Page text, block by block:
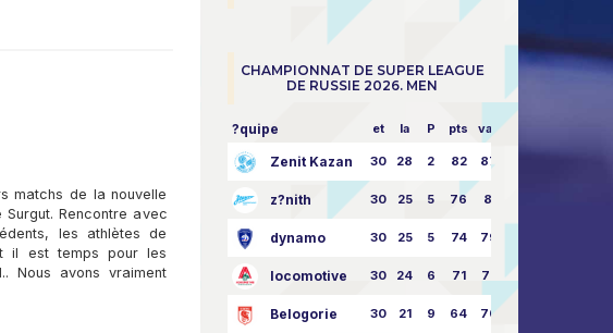
matchs de la nouvelle
Rencontre avec
les athlètes de
il est temps pour les
Nous avons vraiment
CHAMPIONNAT DE SUPER LEAGUE
DE RUSSIE 2026. MEN
?quipe et la P pts vapeur
Zenit Kazan 30 28 2 82 87:24
z?nith 30 25 5 76 81:21
dynamo 30 25 5 74 79:26
locomotive 30 24 6 71 77:33
Belogorie 30 21 9 64 70:40